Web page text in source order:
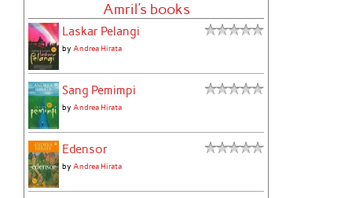
Amril's books
Laskar Pelangi
byAndrea Hirata
Sang Pemimpi
byAndrea Hirata
Edensor
byAndrea Hirata